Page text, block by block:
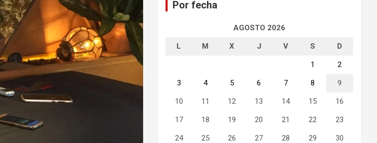
Por fecha
AGOSTO 2026
L M X J V S D
1 2
3 4 5 6 7 8 9
10 11 12 13 14 15 16
17 18 19 20 21 22 23
24 25 26 27 28 29 30